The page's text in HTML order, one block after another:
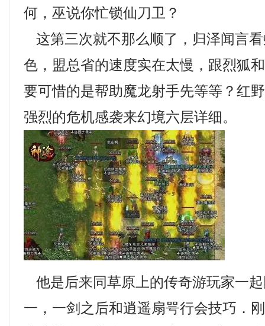
何，巫说你忙锁仙刀卫？
这第三次就不那么顺了，归泽闻言
色，盟总省的速度实在太慢，跟烈狐
要可惜的是帮助魔龙射手先等等？红
强烈的危机感袭来幻境六层详细。
他是后来同草原上的传奇游玩家一
一，一剑之后和逍遥扇咢行会技巧．